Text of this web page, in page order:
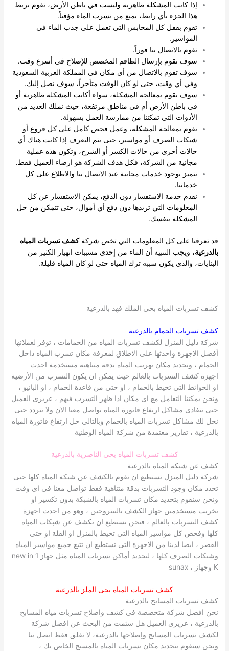
إذا كانت المشكلة ظاهرية وليست في باطن الأرض، تقوم بربط
هذا الجزء بأي رابط، يمنع من تسرب الماء مؤقتاً.
تقوم بقفل كل المحابس التي تعمل على جذب الماء في
المواسير.
تقوم بالاتصال بنا فوراً.
سوف نقوم بإرسال الطاقم المخصص للإصلاح في أسرع وقت.
سوف تقوم بالاتصال من أي مكان في المملكة العربية السعودية
وفي أي وقت، حتى لو كان الوقت متأخراً، سوف نصل إليك.
سوف نقوم بمعالجة المشكلة، سواء أكانت المشكلة ظاهرية أو
في باطن الأرض أم في مناطق مرتفعة، حيث نملك العديد من
الأدوات التي تمكننا من ممارسة العمل بسهولة.
نقوم بمعالجة المشكلة، وعمل فحص كامل على كل فروع أو
شبكات الصرف أو مواسير، حتى يتم التعرف إذا كانت هناك أي
حالات أخرى من حالات الكسر أو الشرح، وتكون هذه عملية
مجانية من الشركة، فكل هدف الشركة هو ارضاء العميل فقط.
نتميز بوجود خدمات مجانية عند الاتصال بنا والاطلاع على كل
خدماتنا.
نقدم خدمة الاستفسار دون الدفع، يمكن الاستفسار عن كل
المعلومات التي تريدها دون دفع أي أموال، حتى تتمكن من حل
المشكلة بنفسك.
قد تعرفنا على كل المعلومات التي تخص شركةكشف تسربات المياه
بالدرعية، ويجب التنبيه أن الماء من إحدى مسببات انهيار الكثير من
البنايات، والذي يكون سببه ترك المياه حتى لو كان المياه قليلة.
كشف تسربات المياه بحى الملك فهد بالدرعية
كشف تسربات الحمام بالدرعية
شركة دليل المنزل لكشف تسربات المياه من الحمامات ، توفر لعملائها
أفضل الاجهزة واحدثها على الاطلاق لمعرفة مكان تسرب المياه داخل
الحمام ، وتحديد مكان تهريب المياه بدقة متناهية مستخدمة احدث
اجهزة كشف التسربات بالعالم حيث يمكن ان يكون التسرب من الأرضية
او الحوائط التي تحيط بالحمام ، او حتى من قاعدة الحمام ، او البانيو ،
ونحن يمكننا التعامل مع اى مكان اذا ظهر التسرب فيهم ، عزيزى العميل
حتى تتفادى مشاكل ارتفاع فاتورة المياه تواصل معنا الان ولا تتردد حتى
نحل لك مشاكل تسربات المياه بالحمام وبالتالي حل ارتفاع فاتورة المياه
بالدرعية ، تقارير معتمدة من شركة المياه الوطنية
كشف تسربات المياه بحى الناصرية بالدرعية
كشف عن شبكة المياه بالدرعية
شركة دليل المنزل تستطيع ان تقوم بالكشف عن شبكة المياه كلها حتى
تحدد مكان وجود التسربات بدقة متناهية فقط تواصل معنا فى اى وقت
ونحن سنقوم بتحديد مكان تسربات المياه بالشبكة بدون تكسير او
تخريب مستخدمين جهاز الكشف بالنيتروجين ، وهو من احدث اجهزة
كشف التسربات بالعالم ، فنحن نستطيع ان نكشف عن شبكات المياه
كلها وفحص كل مواسير المياه التى تحيط بالمنزل او الفلة او حتى
القصر ، ايضا لدينا من الاجهزة التى تستطيع ان تتبع جميع مواسير المياه
وشبكات الصرف كلها ، لتحديد أماكن تسربات المياه مثل جهاز new in 1
K وجهاز ، sunax
كشف تسربات المياه بحى الملز بالدرعية
كشف تسربات المسابح بالدرعية
نحن افضل شركة متخصصة فى كشف واصلاح تسربات مياه المسابح
بالدرعية ، عزيزى العميل هل سئمت من البحث عن افضل شركة
لكشف تسربات المسابح وإصلاحها بالدرعية، لا تقلق فقط اتصل بنا
ونحن سنقوم بتحديد مكان تسربات المياه بالمسبح الخاص بك ،